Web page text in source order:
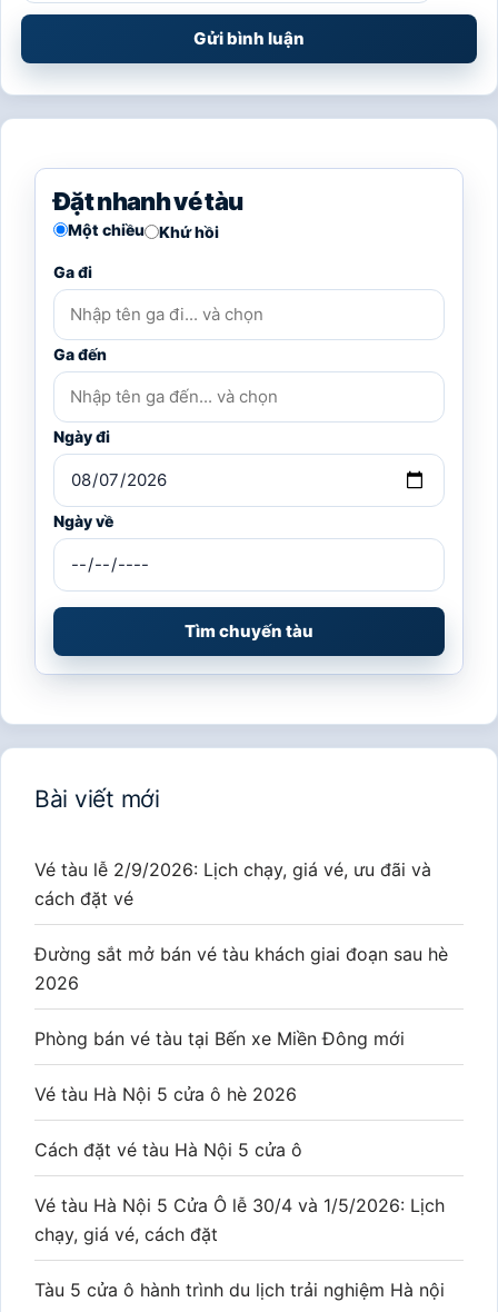
Đặt nhanh vé tàu
Một chiều Khứ hồi
Ga đi
Ga đến
Ngày đi
Ngày về
Tìm chuyến tàu
Bài viết mới
Vé tàu lễ 2/9/2026: Lịch chạy, giá vé, ưu đãi và
cách đặt vé
Đường sắt mở bán vé tàu khách giai đoạn sau hè
2026
Phòng bán vé tàu tại Bến xe Miền Đông mới
Vé tàu Hà Nội 5 cửa ô hè 2026
Cách đặt vé tàu Hà Nội 5 cửa ô
Vé tàu Hà Nội 5 Cửa Ô lễ 30/4 và 1/5/2026: Lịch
chạy, giá vé, cách đặt
Tàu 5 cửa ô hành trình du lịch trải nghiệm Hà nội